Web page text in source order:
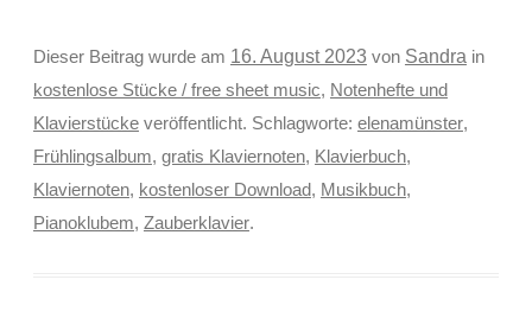
Dieser Beitrag wurde am 16. August 2023 von Sandra in
kostenlose Stücke / free sheet music, Notenhefte und
Klavierstückeveröffentlicht. Schlagworte: elenamünster,
Frühlingsalbum, gratis Klaviernoten, Klavierbuch,
Klaviernoten, kostenloser Download, Musikbuch,
Pianoklubem, Zauberklavier.